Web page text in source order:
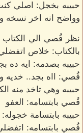
حبيبه بخجل: اصلي
وواضح انه اخر نسخه
نظر قُصي الي الكتاب
بالكتاب: خلاص
حبيبه بصدمه: ايه ده
قُصي: ااه بجد.. خديه
حبيبه وهي تاخد منه
قُصي بابتسامه: العفو
حبيبه بابتسامة
قُصي بابتسامه: